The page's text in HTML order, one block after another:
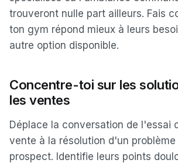
trouveront nulle part ailleurs. Fais
ton gym répond mieux à leurs
autre option disponible.
Concentre-toi sur les
les ventes
Déplace la conversation de l'essai
vente à la résolution d'un problème
prospect. Identifie leurs points